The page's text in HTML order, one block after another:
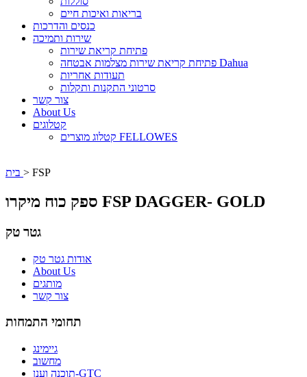
בריאות ואיכות חיים
כנסים והדרכות
שירות ותמיכה
פתיחת קריאת שירות
פתיחת קריאת שירות מצלמות אבטחה Dahua
תעודות אחריות
סרטוני התקנות ותקלות
צור קשר
About Us
קטלוגים
קטלוג מוצרים FELLOWES
> FSP
ספק כוח מיקרו FSP DAGGER- GOLD
גטר טק
אודות גטר טק
About Us
מותגים
צור קשר
תחומי התמחות
גיימינג
מחשוב
תוכנה וענן-GTC